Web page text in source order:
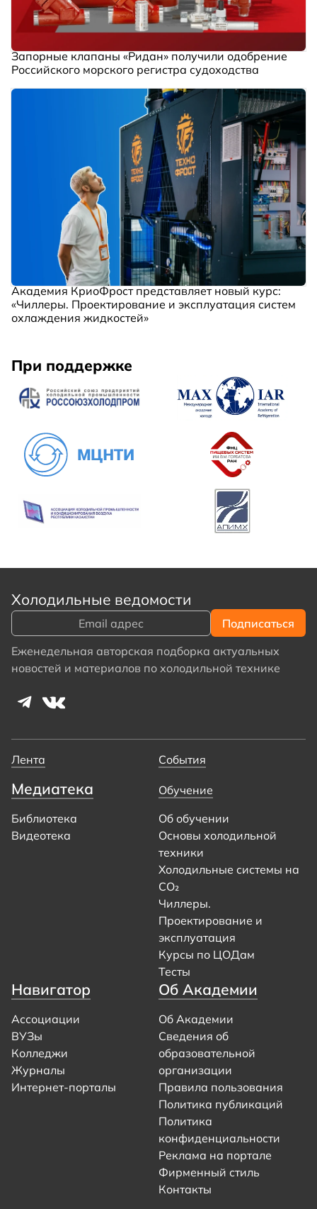
Запорные клапаны «Ридан» получили одобрение
Российского морского регистра судоходства
Академия КриоФрост представляет новый курс:
«Чиллеры. Проектирование и эксплуатация систем
охлаждения жидкостей»
При поддержке
Холодильные ведомости
Еженедельная авторская подборка актуальных
новостей и материалов по холодильной технике
Лента События
Медиатека
Библиотека
Видеотека
Обучение
Об обучении
Основы холодильной
техники
Холодильные системы на
CO₂
Чиллеры.
Проектирование и
эксплуатация
Курсы по ЦОДам
Тесты
Навигатор
Ассоциации
ВУЗы
Колледжи
Журналы
Интернет-порталы
Об Академии
Об Академии
Сведения об
образовательной
организации
Правила пользования
Политика публикаций
Политика
конфиденциальности
Реклама на портале
Фирменный стиль
Контакты